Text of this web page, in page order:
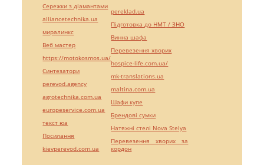
Сережки з діамантами
alliancetechnika.ua
миралинкс
Веб мастер
https://motokosmos.ua/
Синтезатори
perevod.agency
agrotechnika.com.ua
europeservice.com.ua
текст юа
Посилання
kievperevod.com.ua
pereklad.ua
Підготовка до НМТ / ЗНО
Винна шафа
Перевезення хворих
hospice-life.com.ua/
mk-translations.ua
maltina.com.ua
Шафи купе
Брендові сумки
Натяжні стелі Nova Stelya
Перевезення хворих за
кордон